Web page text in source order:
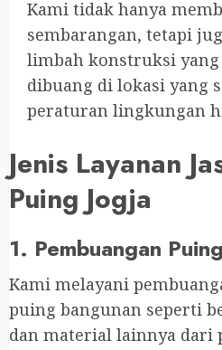
Kami tidak hanya
sembarangan, tetapi
limbah konstruksi
dibuang di lokasi yang
peraturan lingkungan
Jenis Layanan
Puing Jogja
1. Pembuangan
Kami melayani
puing bangunan seperti
dan material lainnya dari